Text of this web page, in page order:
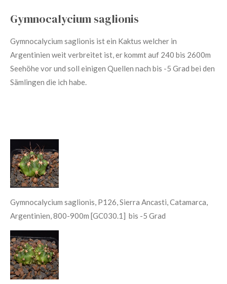
Gymnocalycium saglionis
Gymnocalycium saglionis ist ein Kaktus welcher in
Argentinien weit verbreitet ist, er kommt auf 240 bis 2600m
Seehöhe vor und soll einigen Quellen nach bis -5 Grad bei den
Sämlingen die ich habe.
Gymnocalycium saglionis, P126, Sierra Ancasti, Catamarca,
Argentinien, 800-900m [GC030.1] bis -5 Grad